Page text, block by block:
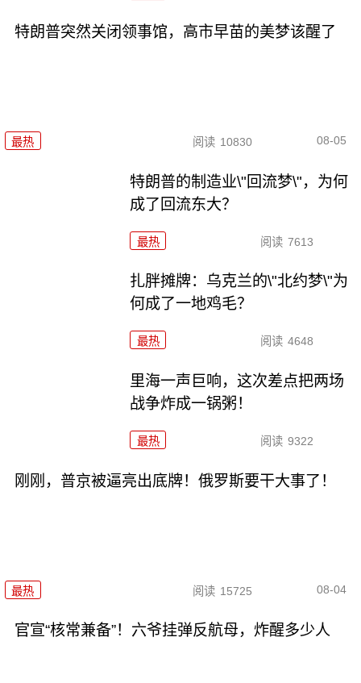
特朗普突然关闭领事馆，高市早苗的美梦该醒了
最热 阅读 10830 08-05
特朗普的制造业\"回流梦\"，为何
成了回流东大？
最热 阅读 7613
扎胖摊牌：乌克兰的\"北约梦\"为
何成了一地鸡毛？
最热 阅读 4648
里海一声巨响，这次差点把两场
战争炸成一锅粥！
最热 阅读 9322
刚刚，普京被逼亮出底牌！俄罗斯要干大事了！
最热 阅读 15725 08-04
官宣“核常兼备”！六爷挂弹反航母，炸醒多少人